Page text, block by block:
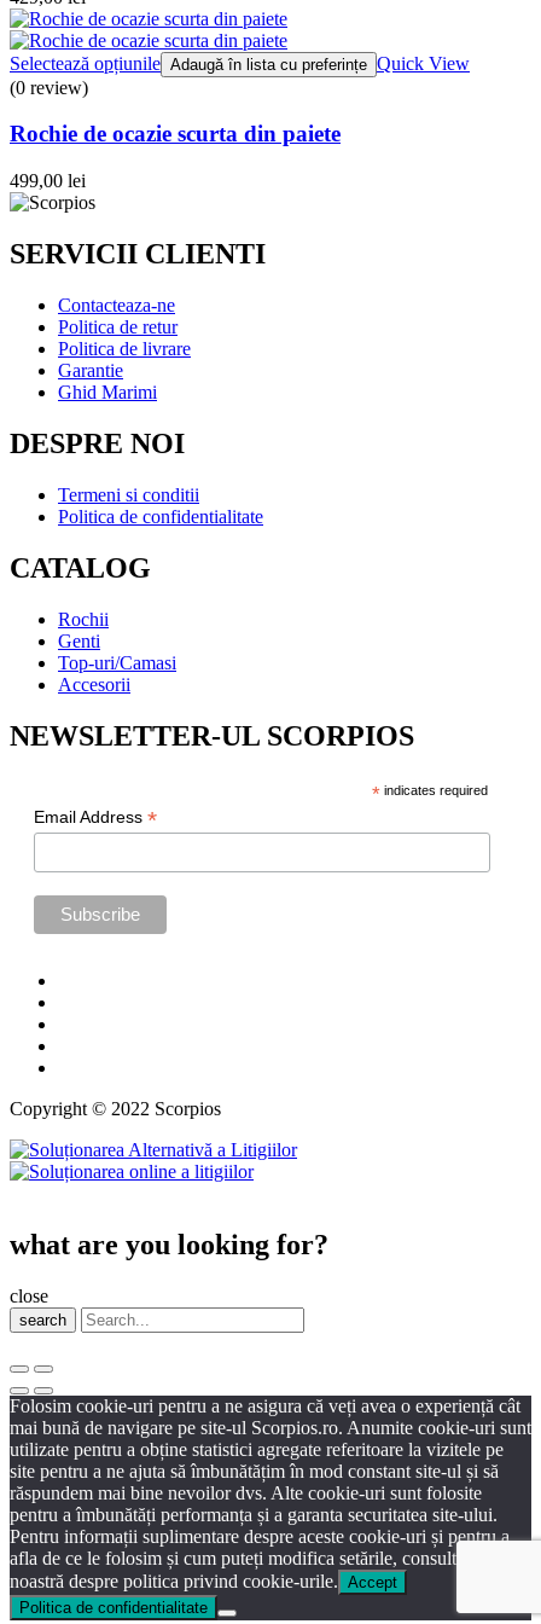
Selectează opțiunile Adaugă în lista cu preferințe Quick View
(0 review)
Rochie de ocazie scurta din paiete
499,00 lei
SERVICII CLIENTI
Contacteaza-ne
Politica de retur
Politica de livrare
Garantie
Ghid Marimi
DESPRE NOI
Termeni si conditii
Politica de confidentialitate
CATALOG
Rochii
Genti
Top-uri/Camasi
Accesorii
NEWSLETTER-UL SCORPIOS
* indicates required
Email Address *
Copyright © 2022 Scorpios
what are you looking for?
close
search
Folosim cookie-uri pentru a ne asigura că veți avea o experiență cât
mai bună de navigare pe site-ul Scorpios.ro. Anumite cookie-uri sunt
utilizate pentru a obține statistici agregate referitoare la vizitele pe
site pentru a ne ajuta să îmbunătățim în mod constant site-ul și să
răspundem mai bine nevoilor dvs. Alte cookie-uri sunt folosite
pentru a îmbunătăți performanța și a garanta securitatea site-ului.
Pentru informații suplimentare despre aceste cookie-uri și pentru a
afla de ce le folosim și cum puteți modifica setările, consultați pagina
noastră despre politica privind cookie-urile. Accept
Politica de confidentialitate